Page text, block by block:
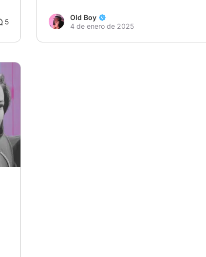
5
Old Boy
4 de enero de 2025